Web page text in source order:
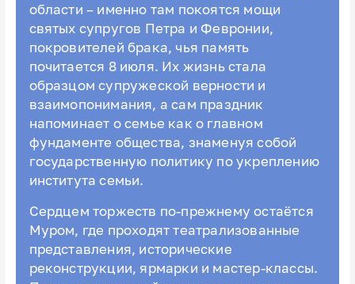
области – именно там покоятся мощи
святых супругов Петра и Февронии,
покровителей брака, чья память
почитается 8 июля. Их жизнь стала
образцом супружеской верности и
взаимопонимания, а сам праздник
напоминает о семье как о главном
фундаменте общества, знаменуя собой
государственную политику по укреплению
института семьи.
Сердцем торжеств по‑прежнему остаётся
Муром, где проходят театрализованные
представления, исторические
реконструкции, ярмарки и мастер-классы.